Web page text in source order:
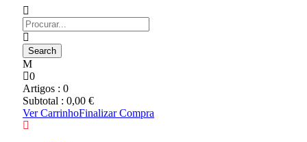
0
Artigos : 0
Subtotal : 0,00 €
Ver CarrinhoFinalizar Compra